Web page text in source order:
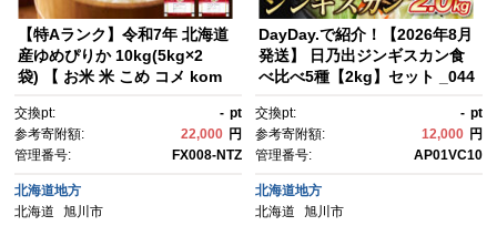
【特Aランク】令和7年 北海道
産ゆめぴりか 10kg(5kg×2
袋) 【 お米 米 こめ コメ kom
A 北海道産 白米 精米 ご飯 ごは
ん 5kg お米 旭川市 北海道 】_
04806 ●
交換pt: - pt
参考寄附額:
22,000 円
管理番号:
FX008-NTZ
北海道地方
北海道
旭川市
DayDay.で紹介！【2026年8月
発送】 日乃出ジンギスカン食
べ比べ5種【2kg】セット _044
交換pt: - pt
参考寄附額:
12,000 円
管理番号:
AP01VC10
北海道地方
北海道
旭川市